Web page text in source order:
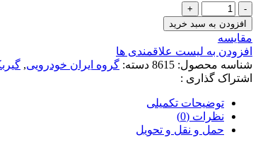
رینگ
موتور
استاندارد
پراید
یورو
RKP(پارس)
عدد
افزودن به سبد خرید
مقایسه
افزودن به لیست علاقمندی ها
شناسه محصول: 8615 دسته: گروه ایران خودرویی,
اشتراک گذاری :
توضیحات تکمیلی
نظرات (0)
حمل و نقل و تحویل